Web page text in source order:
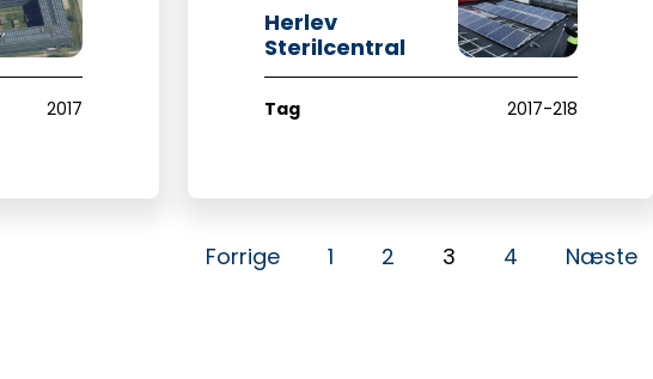
2017
Herlev
Sterilcentral
Tag 2017-218
Forrige 1 2 3 4 Næste